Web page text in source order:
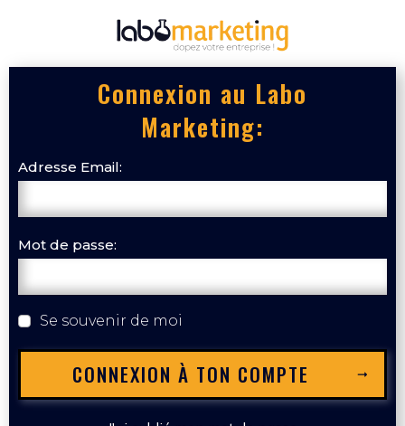
Connexion au Labo
Marketing:
Adresse Email:
Mot de passe:
Se souvenir de moi
CONNEXION À TON COMPTE